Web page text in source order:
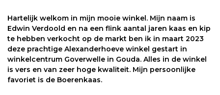
Hartelijk welkom in mijn mooie winkel. Mijn naam is
Edwin Verdoold en na een flink aantal jaren kaas en kip
te hebben verkocht op de markt ben ik in maart 2023
deze prachtige Alexanderhoeve winkel gestart in
winkelcentrum Goverwelle in Gouda. Alles in de winkel
is vers en van zeer hoge kwaliteit. Mijn persoonlijke
favoriet is de Boerenkaas.